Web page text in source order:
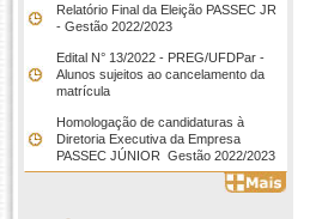
Relatório Final da Eleição PASSEC JR
- Gestão 2022/2023
Edital N° 13/2022 - PREG/UFDPar -
Alunos sujeitos ao cancelamento da
matrícula
Homologação de candidaturas à
Diretoria Executiva da Empresa
PASSEC JÚNIOR  Gestão 2022/2023